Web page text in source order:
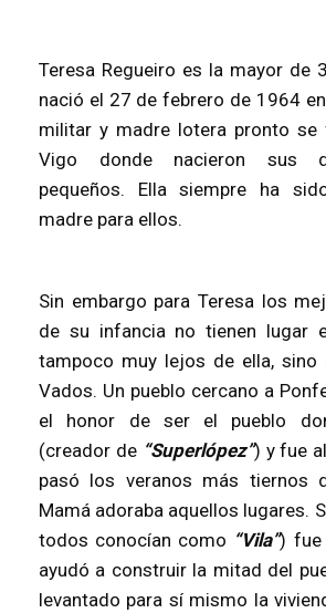
Teresa Regueiro es la mayor de
nació el 27 de febrero de 1964
militar y madre lotera pronto se
Vigo donde nacieron sus
pequeños. Ella siempre ha
madre para ellos.
Sin embargo para Teresa los
de su infancia no tienen lugar
tampoco muy lejos de ella, sino
Vados. Un pueblo cercano a
el honor de ser el pueblo
(creador de “Superlópez”) y fue
pasó los veranos más tiernos
Mamá adoraba aquellos lugares.
todos conocían como “Vila”) fue
ayudó a construir la mitad del
levantado para sí mismo la